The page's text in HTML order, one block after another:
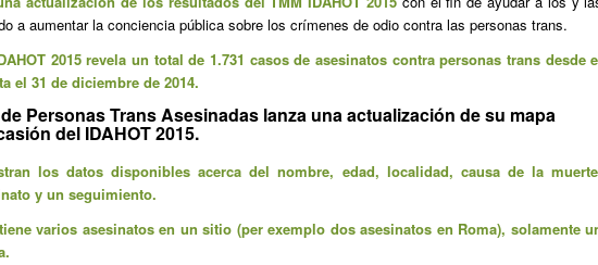
a aumentar la conciencia pública sobre los crímenes de odio contra las personas trans.
2015 revela un total de 1.731 casos de asesinatos contra personas trans desde
el 31 de diciembre de 2014.
Personas Trans Asesinadas lanza una actualización de su mapa
del IDAHOT 2015.
los datos disponibles acerca del nombre, edad, localidad, causa de la
y un seguimiento.
varios asesinatos en un sitio (per exemplo dos asesinatos en Roma), solamente